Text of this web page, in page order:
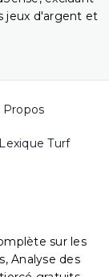
jeux d'argent et
Propos
Lexique Turf
sur les
Analyse des